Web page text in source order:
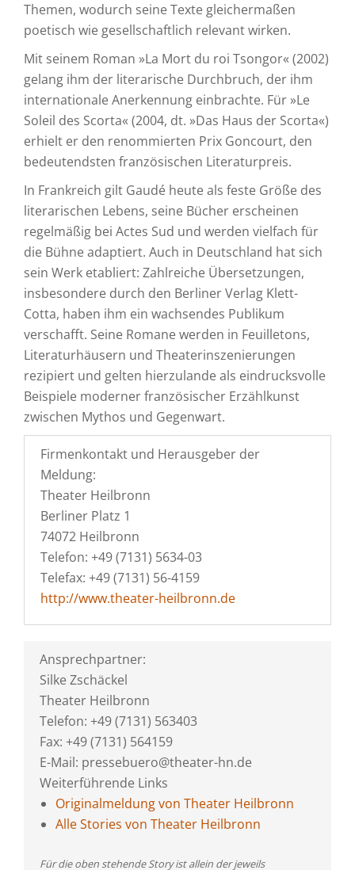
Themen, wodurch seine Texte gleichermaßen
poetisch wie gesellschaftlich relevant wirken.
Mit seinem Roman »La Mort du roi Tsongor« (2002)
gelang ihm der literarische Durchbruch, der ihm
internationale Anerkennung einbrachte. Für »Le
Soleil des Scorta« (2004, dt. »Das Haus der Scorta«)
erhielt er den renommierten Prix Goncourt, den
bedeutendsten französischen Literaturpreis.
In Frankreich gilt Gaudé heute als feste Größe des
literarischen Lebens, seine Bücher erscheinen
regelmäßig bei Actes Sud und werden vielfach für
die Bühne adaptiert. Auch in Deutschland hat sich
sein Werk etabliert: Zahlreiche Übersetzungen,
insbesondere durch den Berliner Verlag Klett-
Cotta, haben ihm ein wachsendes Publikum
verschafft. Seine Romane werden in Feuilletons,
Literaturhäusern und Theaterinszenierungen
rezipiert und gelten hierzulande als eindrucksvolle
Beispiele moderner französischer Erzählkunst
zwischen Mythos und Gegenwart.
Firmenkontakt und Herausgeber der
Meldung:
Theater Heilbronn
Berliner Platz 1
74072 Heilbronn
Telefon: +49 (7131) 5634-03
Telefax: +49 (7131) 56-4159
http://www.theater-heilbronn.de
Ansprechpartner:
Silke Zschäckel
Theater Heilbronn
Telefon: +49 (7131) 563403
Fax: +49 (7131) 564159
E-Mail: pressebuero@theater-hn.de
Weiterführende Links
Originalmeldung von Theater Heilbronn
Alle Stories von Theater Heilbronn
Für die oben stehende Story ist allein der jeweils